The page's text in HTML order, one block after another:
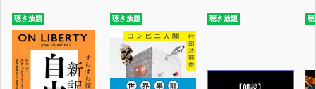
聴き放題 聴き放題 聴き放題 聴